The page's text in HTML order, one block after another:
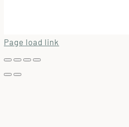
Page load link